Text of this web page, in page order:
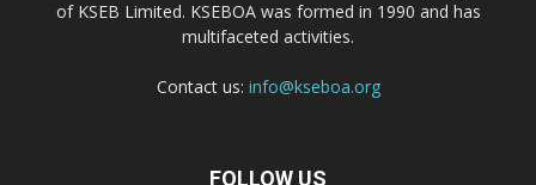
of KSEB Limited. KSEBOA was formed in 1990 and has
multifaceted activities.
Contact us: info@kseboa.org
FOLLOW US